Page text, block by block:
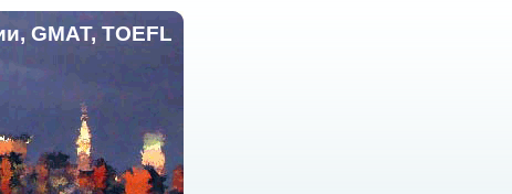
GMAT, TOEFL